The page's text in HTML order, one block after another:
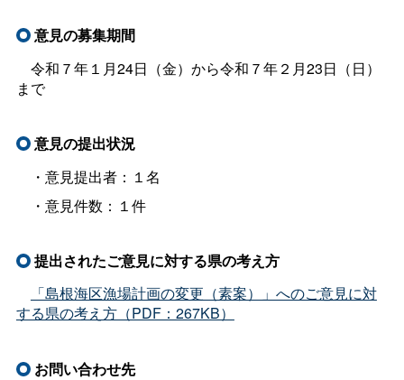
意見の募集期間
令和７年１月24日（金）から令和７年２月23日（日）
まで
意見の提出状況
・意見提出者：１名
・意見件数：１件
提出されたご意見に対する県の考え方
「島根海区漁場計画の変更（素案）」へのご意見に対
する県の考え方（PDF：267KB）
お問い合わせ先